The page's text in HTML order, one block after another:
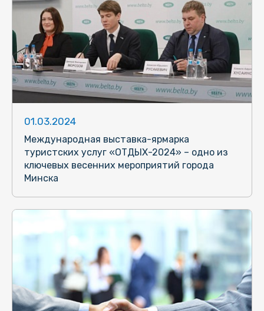
01.03.2024
Международная выставка-ярмарка
туристских услуг «ОТДЫХ-2024» – одно из
ключевых весенних мероприятий города
Минска